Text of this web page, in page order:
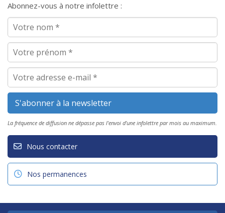
Abonnez-vous à notre infolettre :
La fréquence de diffusion ne dépasse pas l'envoi d'une infolettre par mois au maximum.
Nous contacter
Nos permanences